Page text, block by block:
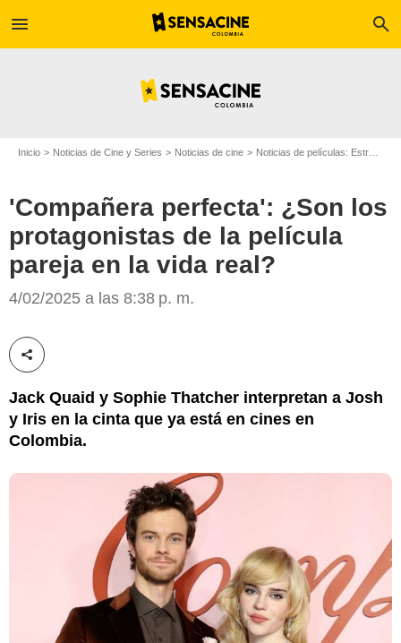
menu search
Inicio Noticias de Cine y Series Noticias de cine Noticias de películas: Estreno de película
'Compañera perfecta': ¿Son los
protagonistas de la película
pareja en la vida real?
4/02/2025 a las 8:38 p. m.
Compartir esta noticia
Jack Quaid y Sophie Thatcher interpretan a Josh
y Iris en la cinta que ya está en cines en
Colombia.
NME